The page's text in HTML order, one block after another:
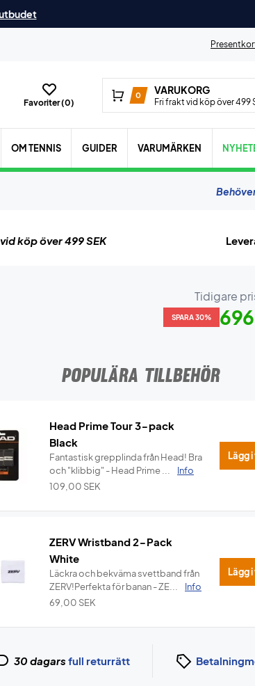
Favoriter (0)
0 VARUKORG
Fri frakt vid köp över 499
OM TENNIS GUIDER VARUMÄRKEN
vid köp över 499 SEK
Tidigare
SPARA 30%
POPULÄRA TILLBEHÖR
Head Prime Tour 3-pack
Black
Fantastisk grepplinda från Head! Bra
och "klibbig" - Head Prime ...
Info
109,00 SEK
Lägg
ZERV Wristband 2-Pack
White
Läckra och bekväma svettband från
ZERV!Perfekta för banan - ZE...
Info
69,00 SEK
Lägg
30 dagars full returrätt